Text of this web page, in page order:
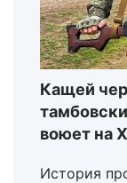
Кащей
воюет на
История